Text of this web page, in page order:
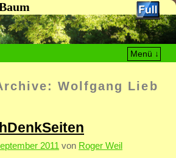
Menü ↓
Wolfgang Lieb
2011 von Roger Weil